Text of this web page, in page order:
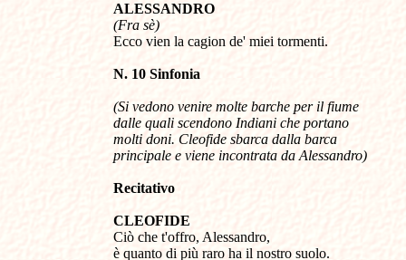
ALESSANDRO
(Fra sè)
Ecco vien la cagion de' miei tormenti.
N. 10 Sinfonia
(Si vedono venire molte barche per il fiume
dalle quali scendono Indiani che portano
molti doni. Cleofide sbarca dalla barca
principale e viene incontrata da Alessandro)
Recitativo
CLEOFIDE
Ciò che t'offro, Alessandro,
è quanto di più raro ha il nostro suolo.